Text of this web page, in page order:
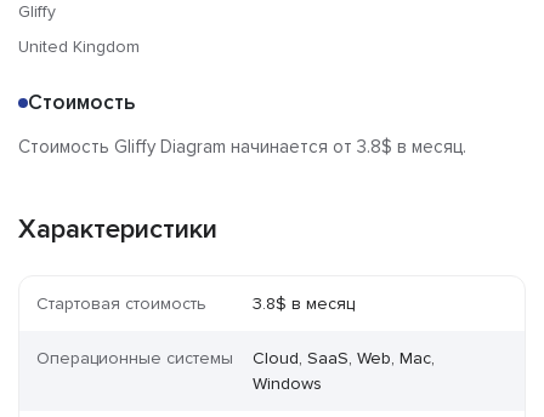
Gliffy
United Kingdom
Стоимость
Стоимость Gliffy Diagram начинается от 3.8$ в месяц.
Характеристики
Стартовая стоимость 3.8$ в месяц
Операционные системы
Cloud, SaaS, Web, Mac,
Windows